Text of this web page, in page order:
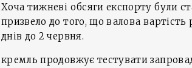
Хоча тижневі обсяги експорту були
призвело до того, що валова вартість
днів до 2 червня.
кремль продовжує тестувати